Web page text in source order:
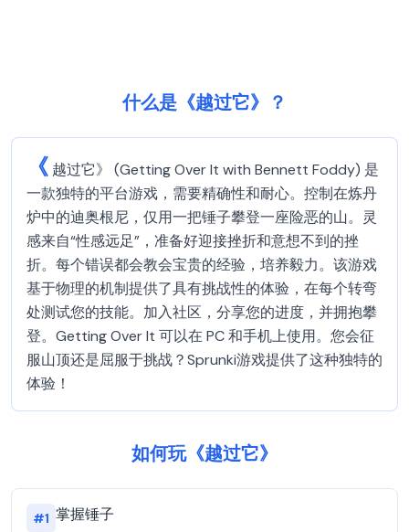
什么是《越过它》？
《 越过它》 (Getting Over It with Bennett Foddy) 是
一款独特的平台游戏，需要精确性和耐心。控制在炼丹
炉中的迪奥根尼，仅用一把锤子攀登一座险恶的山。灵
感来自“性感远足”，准备好迎接挫折和意想不到的挫
折。每个错误都会教会宝贵的经验，培养毅力。该游戏
基于物理的机制提供了具有挑战性的体验，在每个转弯
处测试您的技能。加入社区，分享您的进度，并拥抱攀
登。Getting Over It 可以在 PC 和手机上使用。您会征
服山顶还是屈服于挑战？Sprunki游戏提供了这种独特的
体验！
如何玩《越过它》
#1 掌握锤子